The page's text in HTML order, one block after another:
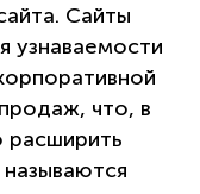
Сайты
узнаваемости
что, в
расширить